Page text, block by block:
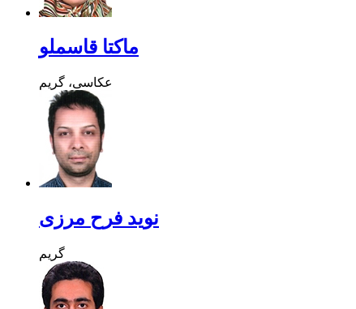
ماکتا قاسملو
عکاسی، گریم
نوید فرح مرزی
گریم